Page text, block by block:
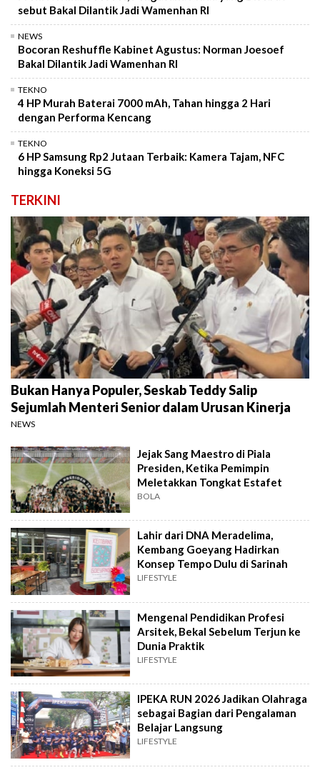
sebut Bakal Dilantik Jadi Wamenhan RI
NEWS
Bocoran Reshuffle Kabinet Agustus: Norman Joesoef
Bakal Dilantik Jadi Wamenhan RI
TEKNO
4 HP Murah Baterai 7000 mAh, Tahan hingga 2 Hari
dengan Performa Kencang
TEKNO
6 HP Samsung Rp2 Jutaan Terbaik: Kamera Tajam, NFC
hingga Koneksi 5G
TERKINI
Bukan Hanya Populer, Seskab Teddy Salip
Sejumlah Menteri Senior dalam Urusan Kinerja
NEWS
Jejak Sang Maestro di Piala
Presiden, Ketika Pemimpin
Meletakkan Tongkat Estafet
BOLA
Lahir dari DNA Meradelima,
Kembang Goeyang Hadirkan
Konsep Tempo Dulu di Sarinah
LIFESTYLE
Mengenal Pendidikan Profesi
Arsitek, Bekal Sebelum Terjun ke
Dunia Praktik
LIFESTYLE
IPEKA RUN 2026 Jadikan Olahraga
sebagai Bagian dari Pengalaman
Belajar Langsung
LIFESTYLE